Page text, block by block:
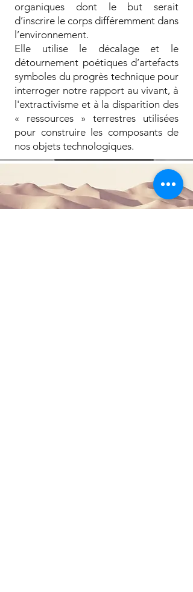
organiques dont le but serait
d’inscrire le corps différemment dans
l’environnement.
Elle utilise le décalage et le
détournement poétiques d’artefacts
symboles du progrès technique pour
interroger notre rapport au vivant, à
l'extractivisme et à la disparition des
« ressources » terrestres utilisées
pour construire les composants de
nos objets technologiques.